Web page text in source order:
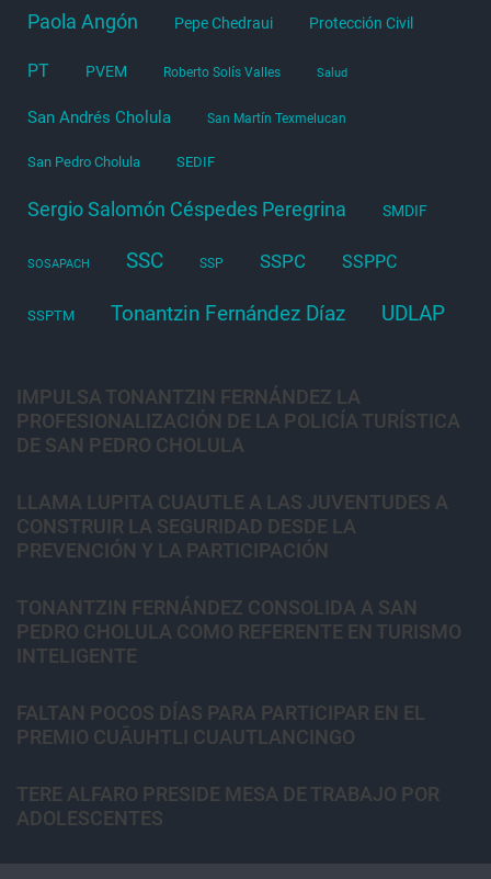
Paola Angón Pepe Chedraui Protección Civil
PT PVEM Roberto Solís Valles Salud
San Andrés Cholula San Martín Texmelucan
San Pedro Cholula SEDIF
Sergio Salomón Céspedes Peregrina SMDIF
SOSAPACH SSC SSP SSPC SSPPC
SSPTM Tonantzin Fernández Díaz UDLAP
IMPULSA TONANTZIN FERNÁNDEZ LA
PROFESIONALIZACIÓN DE LA POLICÍA TURÍSTICA
DE SAN PEDRO CHOLULA
LLAMA LUPITA CUAUTLE A LAS JUVENTUDES A
CONSTRUIR LA SEGURIDAD DESDE LA
PREVENCIÓN Y LA PARTICIPACIÓN
TONANTZIN FERNÁNDEZ CONSOLIDA A SAN
PEDRO CHOLULA COMO REFERENTE EN TURISMO
INTELIGENTE
FALTAN POCOS DÍAS PARA PARTICIPAR EN EL
PREMIO CUĀUHTLI CUAUTLANCINGO
TERE ALFARO PRESIDE MESA DE TRABAJO POR
ADOLESCENTES